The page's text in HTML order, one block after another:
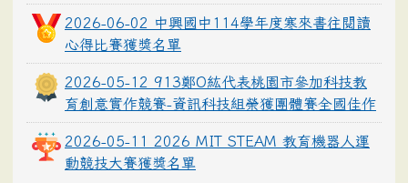
2026-06-02 中興國中114學年度寒來書往閱讀
心得比賽獲獎名單
2026-05-12 913鄭O紘代表桃園市參加科技教
育創意實作競賽-資訊科技組榮獲團體賽全國佳作
2026-05-11 2026 MIT STEAM 教育機器人運
動競技大賽獲獎名單